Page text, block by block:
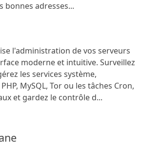
bonnes adresses...
l'administration de vos serveurs
moderne et intuitive. Surveillez
les services système,
MySQL, Tor ou les tâches Cron,
et gardez le contrôle d...